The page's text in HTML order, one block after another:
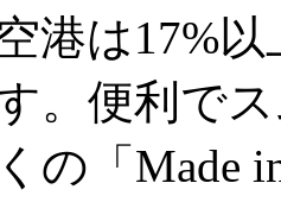
港は17%
。便利で
の「Made